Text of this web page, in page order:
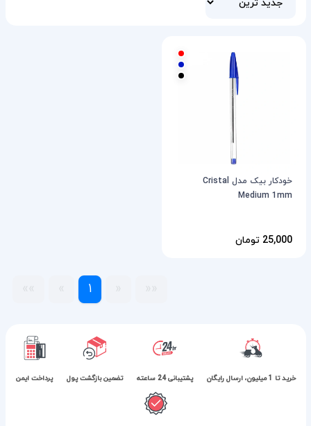
خودکار بیک مدل Cristal
Medium 1mm
25,000 تومان
1
خرید تا 1 میلیون، ارسال رایگان پشتیبانی 24 ساعته تضمین بازگشت پول پرداخت ایمن